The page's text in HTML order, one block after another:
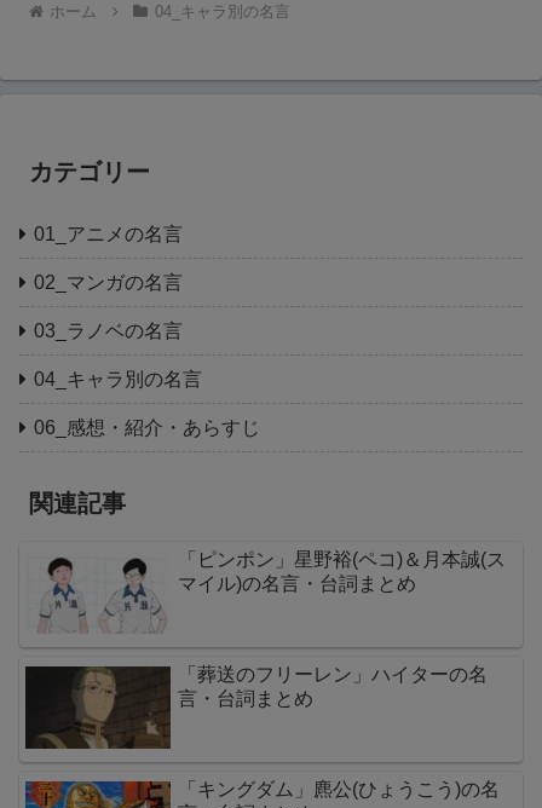
ホーム 04_キャラ別の名言
カテゴリー
01_アニメの名言
02_マンガの名言
03_ラノベの名言
04_キャラ別の名言
06_感想・紹介・あらすじ
関連記事
「ピンポン」星野裕(ペコ)＆月本誠(ス
マイル)の名言・台詞まとめ
「葬送のフリーレン」ハイターの名
言・台詞まとめ
「キングダム」麃公(ひょうこう)の名